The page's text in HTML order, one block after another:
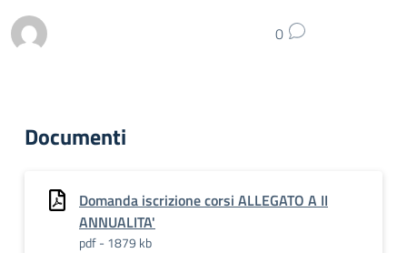
0
Documenti
Domanda iscrizione corsi ALLEGATO A II
ANNUALITA'
pdf - 1879 kb